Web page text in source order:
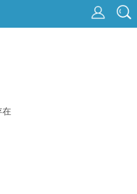
在